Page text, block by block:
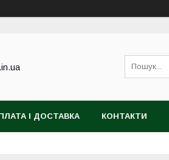
І ДОСТАВКА КОНТАКТИ